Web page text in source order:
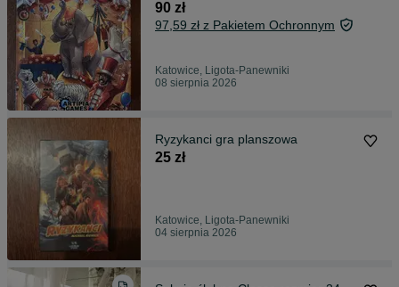
90 zł
97,59 zł z Pakietem Ochronnym
Katowice, Ligota-Panewniki
08 sierpnia 2026
Ryzykanci gra planszowa
25 zł
Katowice, Ligota-Panewniki
04 sierpnia 2026